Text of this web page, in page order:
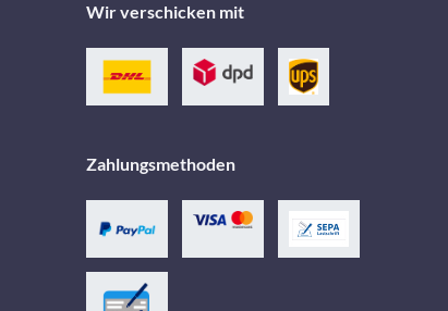
Wir verschicken mit
Zahlungsmethoden